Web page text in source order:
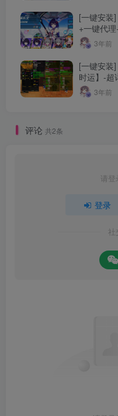
[一键安装
+一键代
细指令+极
3年前
[一键安装
时运】-超
修版本-站
3年前
评论 共2条
请登
登录
社